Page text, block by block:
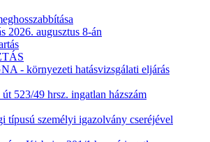
2026. augusztus 8-án
- környezeti hatásvizsgálati eljárás
523/49 hrsz. ingatlan házszám
típusú személyi igazolvány cseréjével